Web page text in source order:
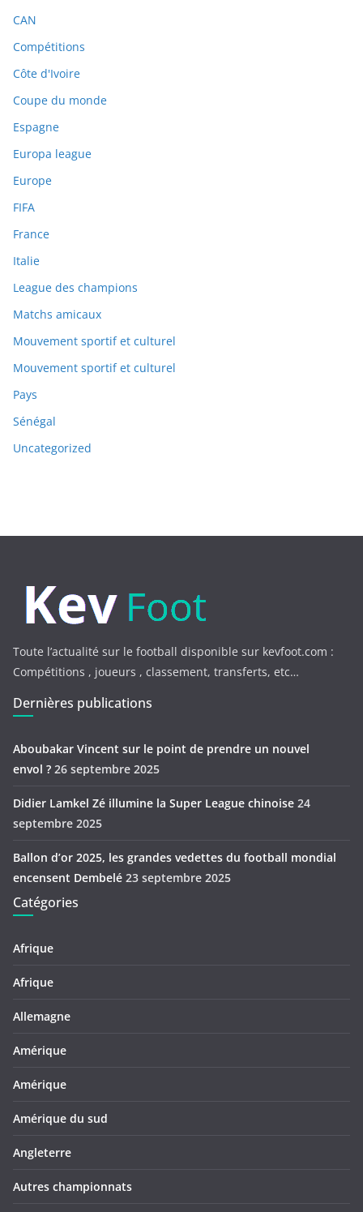
CAN
Compétitions
Côte d'Ivoire
Coupe du monde
Espagne
Europa league
Europe
FIFA
France
Italie
League des champions
Matchs amicaux
Mouvement sportif et culturel
Mouvement sportif et culturel
Pays
Sénégal
Uncategorized
Toute l’actualité sur le football disponible sur kevfoot.com :
Compétitions , joueurs , classement, transferts, etc…
Dernières publications
Aboubakar Vincent sur le point de prendre un nouvel
envol ? 26 septembre 2025
Didier Lamkel Zé illumine la Super League chinoise 24
septembre 2025
Ballon d’or 2025, les grandes vedettes du football mondial
encensent Dembelé 23 septembre 2025
Catégories
Afrique
Afrique
Allemagne
Amérique
Amérique
Amérique du sud
Angleterre
Autres championnats